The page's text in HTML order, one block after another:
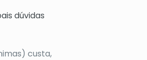
dúvidas
custa,